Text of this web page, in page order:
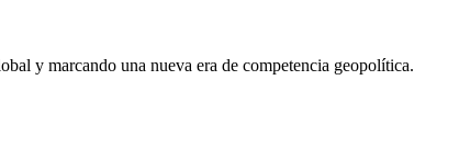
y marcando una nueva era de competencia geopolítica.